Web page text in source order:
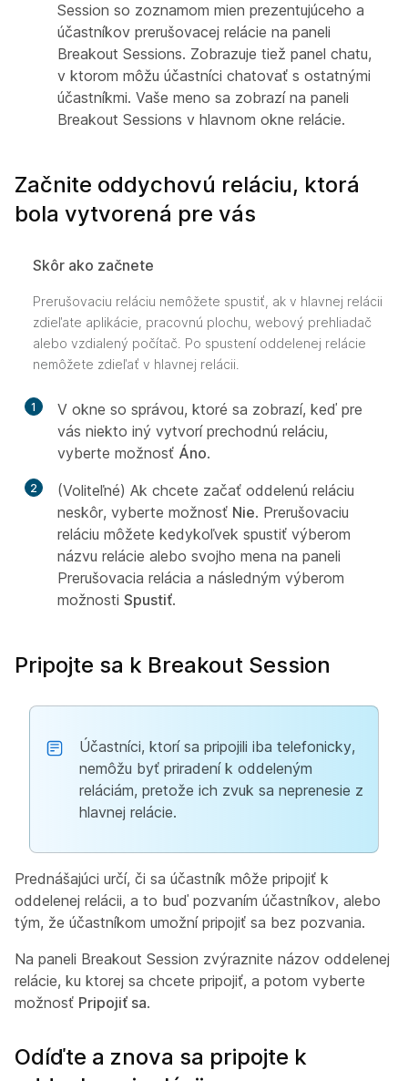
Session so zoznamom mien prezentujúceho a
účastníkov prerušovacej relácie na paneli
Breakout Sessions. Zobrazuje tiež panel chatu,
v ktorom môžu účastníci chatovať s ostatnými
účastníkmi. Vaše meno sa zobrazí na paneli
Breakout Sessions v hlavnom okne relácie.
Začnite oddychovú reláciu, ktorá
bola vytvorená pre vás
Skôr ako začnete
Prerušovaciu reláciu nemôžete spustiť, ak v hlavnej relácii
zdieľate aplikácie, pracovnú plochu, webový prehliadač
alebo vzdialený počítač. Po spustení oddelenej relácie
nemôžete zdieľať v hlavnej relácii.
1
V okne so správou, ktoré sa zobrazí, keď pre
vás niekto iný vytvorí prechodnú reláciu,
vyberte možnosť Áno.
2
(Voliteľné) Ak chcete začať oddelenú reláciu
neskôr, vyberte možnosť Nie. Prerušovaciu
reláciu môžete kedykoľvek spustiť výberom
názvu relácie alebo svojho mena na paneli
Prerušovacia relácia a následným výberom
možnosti Spustiť.
Pripojte sa k Breakout Session
Účastníci, ktorí sa pripojili iba telefonicky,
nemôžu byť priradení k oddeleným
reláciám, pretože ich zvuk sa neprenesie z
hlavnej relácie.
Prednášajúci určí, či sa účastník môže pripojiť k
oddelenej relácii, a to buď pozvaním účastníkov, alebo
tým, že účastníkom umožní pripojiť sa bez pozvania.
Na paneli Breakout Session zvýraznite názov oddelenej
relácie, ku ktorej sa chcete pripojiť, a potom vyberte
možnosť Pripojiť sa.
Odíďte a znova sa pripojte k